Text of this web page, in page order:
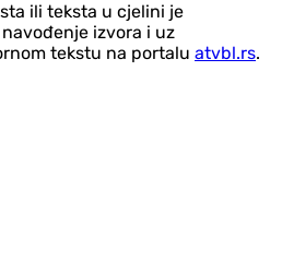
ili teksta u cjelini je
izvora i uz
tekstu na portalu atvbl.rs.